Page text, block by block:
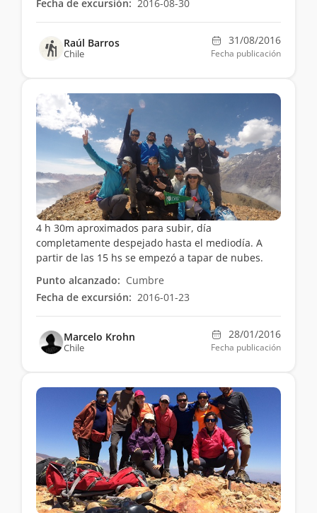
Fecha de excursión: 2016-08-30
Raúl Barros
Chile
31/08/2016
Fecha publicación
4 h 30m aproximados para subir, día
completamente despejado hasta el mediodía. A
partir de las 15 hs se empezó a tapar de nubes.
Punto alcanzado: Cumbre
Fecha de excursión: 2016-01-23
Marcelo Krohn
Chile
28/01/2016
Fecha publicación